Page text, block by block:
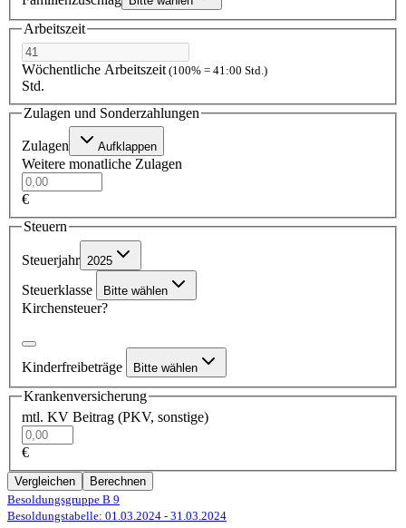
Arbeitszeit
Wöchentliche Arbeitszeit (100% = 41:00 Std.)
Std.
Zulagen und Sonderzahlungen
Zulagen Aufklappen
Weitere monatliche Zulagen
€
Steuern
Steuerjahr 2025
Steuerklasse Bitte wählen
Kirchensteuer?
Kinderfreibeträge Bitte wählen
Krankenversicherung
mtl. KV Beitrag (PKV, sonstige)
€
Vergleichen
Berechnen
Besoldungsgruppe B 9
Besoldungstabelle: 01.03.2024 - 31.03.2024